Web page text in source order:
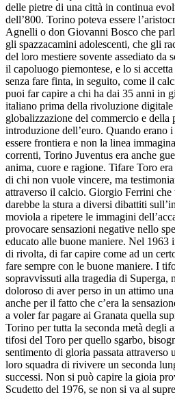
delle pietre di una città in continua
dell’800. Torino poteva essere
Agnelli o don Giovanni Bosco che
gli spazzacamini adolescenti, che gli
del loro mestiere sovente assediato da
il capoluogo piemontese, e lo si
senza fare finta, in seguito, come il
puoi far capire a chi ha dai 35 anni in
italiano prima della rivoluzione
globalizzazione del commercio e della
introduzione dell’euro. Quando
essere frontiera e non la linea
correnti, Torino Juventus era anche
anima, cuore e ragione. Tifare Toro
di chi non vuole vincere, ma
attraverso il calcio. Giorgio Ferrini
darebbe la stura a diversi dibattiti
moviola a ripetere le immagini
provocare sensazioni negative nello
educato alle buone maniere. Nel 1963
di rivolta, di far capire come ad un
fare sempre con le buone maniere. I
sopravvissuti alla tragedia di Superga,
doloroso di aver perso in un attimo
anche per il fatto che c’era la
a voler far pagare ai Granata quella
Torino per tutta la seconda metà degli
tifosi del Toro per quello sgarbo,
sentimento di gloria passata attraverso
loro squadra di rivivere un seconda
successi. Non si può capire la gioia
Scudetto del 1976, se non si va al